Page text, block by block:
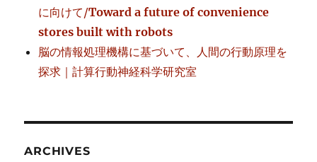
に向けて/Toward a future of convenience
stores built with robots
脳の情報処理機構に基づいて、人間の行動原理を
探求｜計算行動神経科学研究室
ARCHIVES